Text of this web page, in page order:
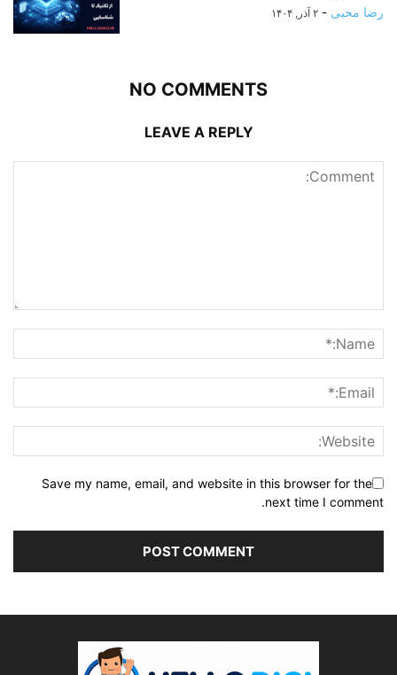
رضا محبی - ۲ آذر, ۱۴۰۴
NO COMMENTS
LEAVE A REPLY
Save my name, email, and website in this browser for the
next time I comment.